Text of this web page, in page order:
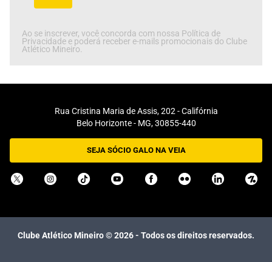
Ao se inscrever, você concorda com nossa Política de
Privacidade e poderá receber e-mails promocionais do Clube
Atlético Mineiro.
Rua Cristina Maria de Assis, 202 - Califórnia
Belo Horizonte - MG, 30855-440
SEJA SÓCIO GALO NA VEIA
Clube Atlético Mineiro ©2026- Todos os direitos reservados.